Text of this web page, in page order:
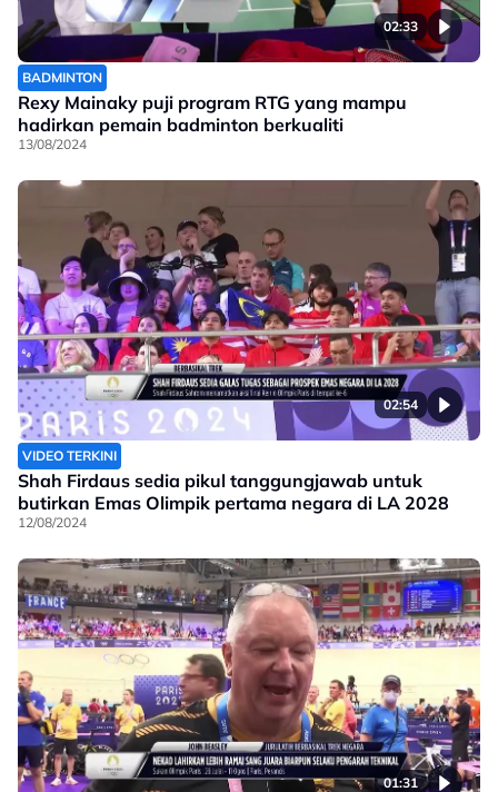
02:33
BADMINTON
Rexy Mainaky puji program RTG yang mampu
hadirkan pemain badminton berkualiti
13/08/2024
02:54
VIDEO TERKINI
Shah Firdaus sedia pikul tanggungjawab untuk
butirkan Emas Olimpik pertama negara di LA 2028
12/08/2024
01:31